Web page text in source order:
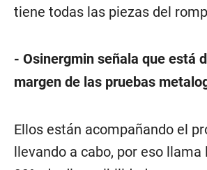
tiene todas las piezas del
- Osinergmin señala que está
margen de las pruebas
Ellos están acompañando el
llevando a cabo, por eso